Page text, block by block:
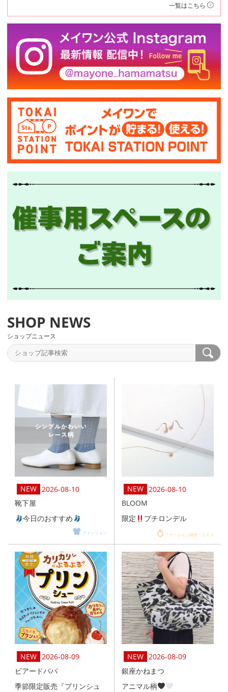
一覧はこちら
ショップニュース
2026-08-10
靴下屋
今日のおすすめ
ファッション
2026-08-10
BLOOM
限定
プチロンデル
ファッション雑貨・コスメ
2026-08-09
ビアードパパ
季節限定販売『プリンシュ
2026-08-09
銀座かねまつ
アニマル柄